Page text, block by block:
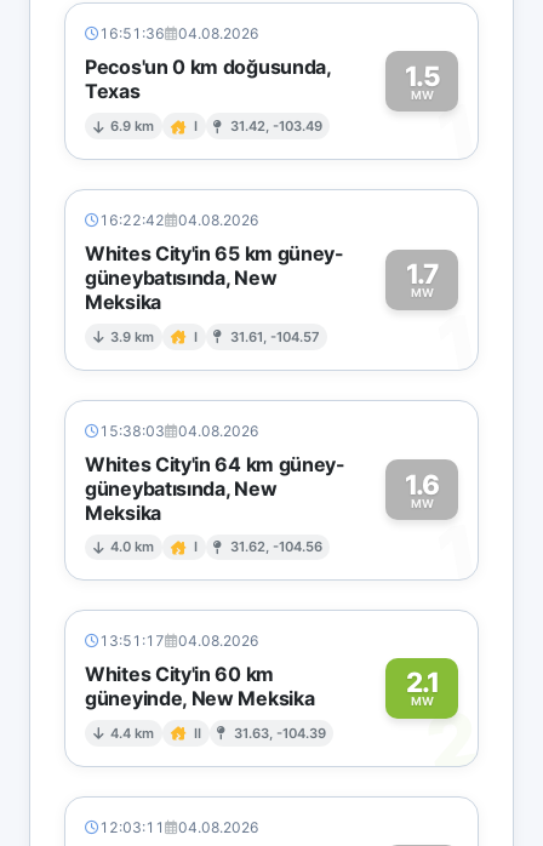
16:51:36 04.08.2026
Pecos'un 0 km doğusunda,
Texas
6.9 km I 31.42, -103.49
1.5
MW1
16:22:42 04.08.2026
Whites City'in 65 km güney-
güneybatısında, New
Meksika
3.9 km I 31.61, -104.57
1.7
MW
1
15:38:03 04.08.2026
Whites City'in 64 km güney-
güneybatısında, New
Meksika
4.0 km I 31.62, -104.56
1.6
MW
1
13:51:17 04.08.2026
Whites City'in 60 km
güneyinde, New Meksika
4.4 km II 31.63, -104.39
2.1
MW
2
12:03:11 04.08.2026